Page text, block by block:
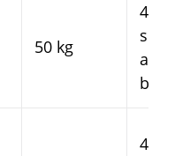
50 kg
4–7
4–7